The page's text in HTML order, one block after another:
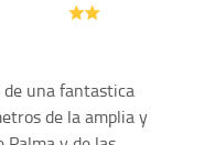
una fantastica
de la amplia y